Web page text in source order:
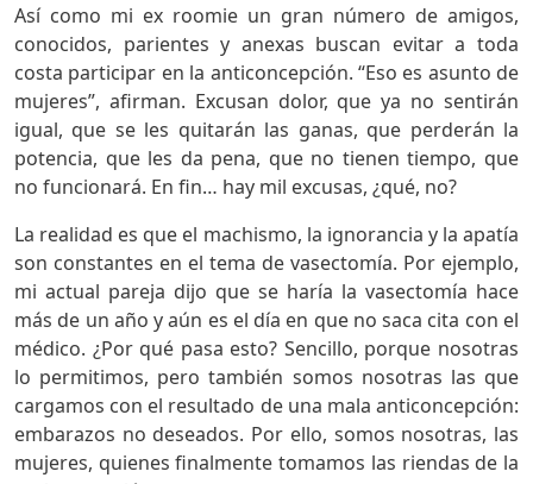
Así como mi ex roomie un gran número de amigos,
conocidos, parientes y anexas buscan evitar a toda
costa participar en la anticoncepción. “Eso es asunto de
mujeres”, afirman. Excusan dolor, que ya no sentirán
igual, que se les quitarán las ganas, que perderán la
potencia, que les da pena, que no tienen tiempo, que
no funcionará. En fin… hay mil excusas, ¿qué, no?
La realidad es que el machismo, la ignorancia y la apatía
son constantes en el tema de vasectomía. Por ejemplo,
mi actual pareja dijo que se haría la vasectomía hace
más de un año y aún es el día en que no saca cita con el
médico. ¿Por qué pasa esto? Sencillo, porque nosotras
lo permitimos, pero también somos nosotras las que
cargamos con el resultado de una mala anticoncepción:
embarazos no deseados. Por ello, somos nosotras, las
mujeres, quienes finalmente tomamos las riendas de la